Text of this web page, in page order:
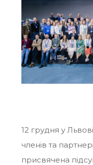
12 грудня у
членів та
присвячена